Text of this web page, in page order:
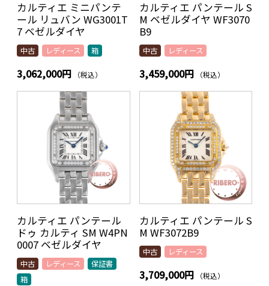
カルティエ ミニパンテ
ール リュバン WG3001T
7 ベゼルダイヤ
中古 レディース 箱
3,062,000円 （税込）
カルティエ パンテール S
M ベゼルダイヤ WF3070
B9
中古 レディース
3,459,000円 （税込）
カルティエ パンテール
ドゥ カルティ SM W4PN
0007 ベゼルダイヤ
中古 レディース
保証書
箱
カルティエ パンテール S
M WF3072B9
中古 レディース
3,709,000円 （税込）